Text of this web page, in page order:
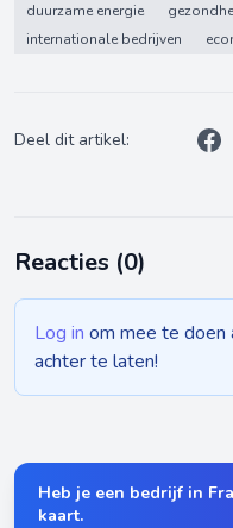
duurzame energie
internationale bedrijven
Deel dit artikel:
Reacties (0)
Log in om mee te doen
achter te laten!
Heb je een bedrijf in
kaart.